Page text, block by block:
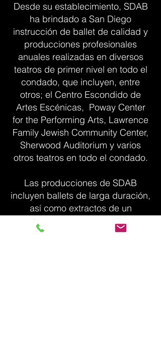
Desde su establecimiento, SDAB
ha brindado a San Diego
instrucción de ballet de calidad y
producciones profesionales
anuales realizadas en diversos
teatros de primer nivel en todo el
condado, que incluyen, entre
otros; el Centro Escondido de
Artes Escénicas, Poway Center
for the Performing Arts, Lawrence
Family Jewish Community Center,
Sherwood Auditorium y varios
otros teatros en todo el condado.
Las producciones de SDAB
incluyen ballets de larga duración,
así como extractos de un
repertorio clásico bailado en
compañías de todo el mundo.